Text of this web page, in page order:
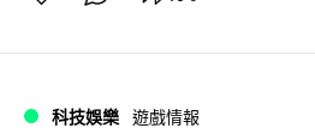
科技娛樂 遊戲情報